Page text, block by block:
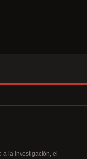
a la investigación, el